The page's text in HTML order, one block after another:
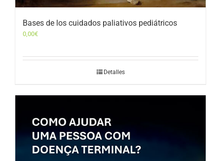
Bases de los cuidados paliativos pediátricos
0,00€
Detalles